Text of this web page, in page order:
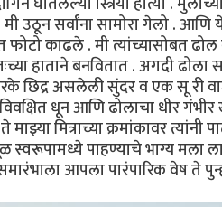
सर्वांना सामोरा गेलो . आणि
फोटो काढले . मी त्यांच्यासोबत
हाताने बनवितात . अगदी
छिद्र असलेली सुंदर व एक सू री
विवक्षित धून आणि ढोलाचा धीर
मित्राच्या क्रमांकावर
स्वरूपामध्ये पाहण्याचे भाग्य
आपला पारंपारिक वेष ते